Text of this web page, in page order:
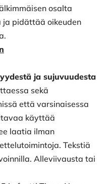
osalta
pidättää oikeuden
ja sujuvuudesta
sekä
että varsinaisessa
käyttää
laatia ilman
Tekstiä
Alleviivausta tai